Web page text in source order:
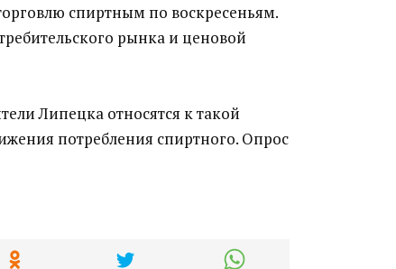
спиртным по воскресеньям.
рынка и ценовой
Липецка относятся к такой
потребления спиртного. Опрос